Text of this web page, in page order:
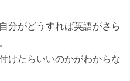
分がどうすれば英語がさら
けたらいいのかがわからな